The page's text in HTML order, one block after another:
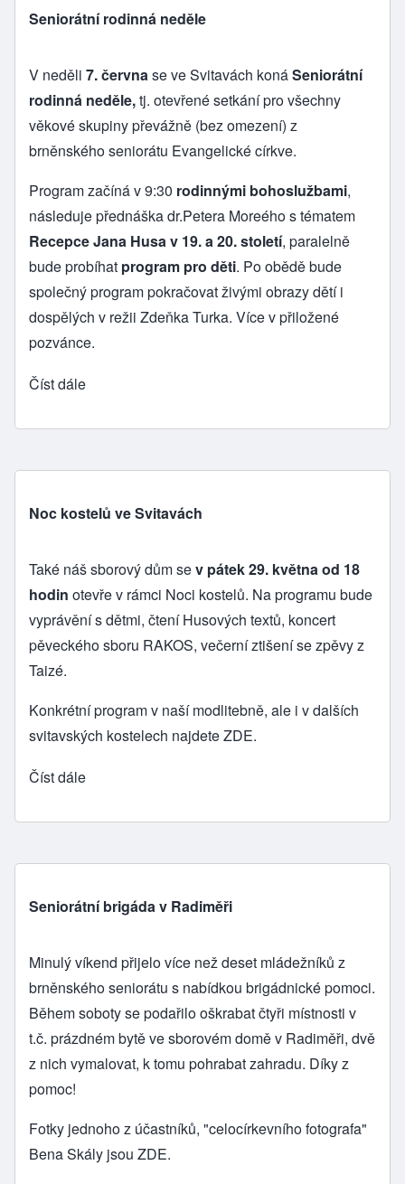
Seniorátní rodinná neděle
V neděli 7. června se ve Svitavách konáSeniorátní
rodinná neděle,tj. otevřené setkání pro všechny
věkové skupiny převážně (bez omezení) z
brněnského seniorátu Evangelické církve.
Program začíná v 9:30 rodinnými bohoslužbami,
následuje přednáška dr.Petera Moreého s tématem
Recepce Jana Husa v 19. a 20. století, paralelně
bude probíhat program pro děti. Po obědě bude
společný program pokračovat živými obrazy dětí i
dospělých v režii Zdeňka Turka. Více v přiložené
pozvánce.
Číst dále
Noc kostelů ve Svitavách
Také náš sborový dům sev pátek 29. května od 18
hodin otevře v rámci Noci kostelů. Na programu bude
vyprávění s dětmi, čtení Husových textů, koncert
pěveckého sboru RAKOS, večerní ztišení se zpěvy z
Taizé.
Konkrétní program v naší modlitebně, ale i v dalších
svitavských kostelech najdeteZDE.
Číst dále
Seniorátní brigáda v Radiměři
Minulý víkend přijelo více než deset mládežníků z
brněnského seniorátu s nabídkou brigádnické pomoci.
Během soboty se podařilo oškrabat čtyři místnosti v
t.č. prázdném bytě ve sborovém domě v Radiměři, dvě
z nich vymalovat, k tomu pohrabat zahradu. Díky z
pomoc!
Fotky jednoho z účastníků, "celocírkevního fotografa"
Bena Skály jsou ZDE.